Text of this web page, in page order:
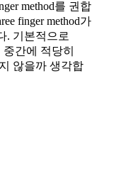
method를 권합
finger method가
. 기본적으로
중간에 적당히
않을까 생각합